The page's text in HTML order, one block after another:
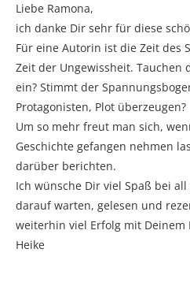
Liebe Ramona,
ich danke Dir sehr für diese
Für eine Autorin ist die Zeit des
Zeit der Ungewissheit. Tauchen
ein? Stimmt der
Protagonisten, Plot überzeugen?
Um so mehr freut man sich,
Geschichte gefangen nehmen
darüber berichten.
Ich wünsche Dir viel Spaß bei
darauf warten, gelesen und
weiterhin viel Erfolg mit Deinem
Heike